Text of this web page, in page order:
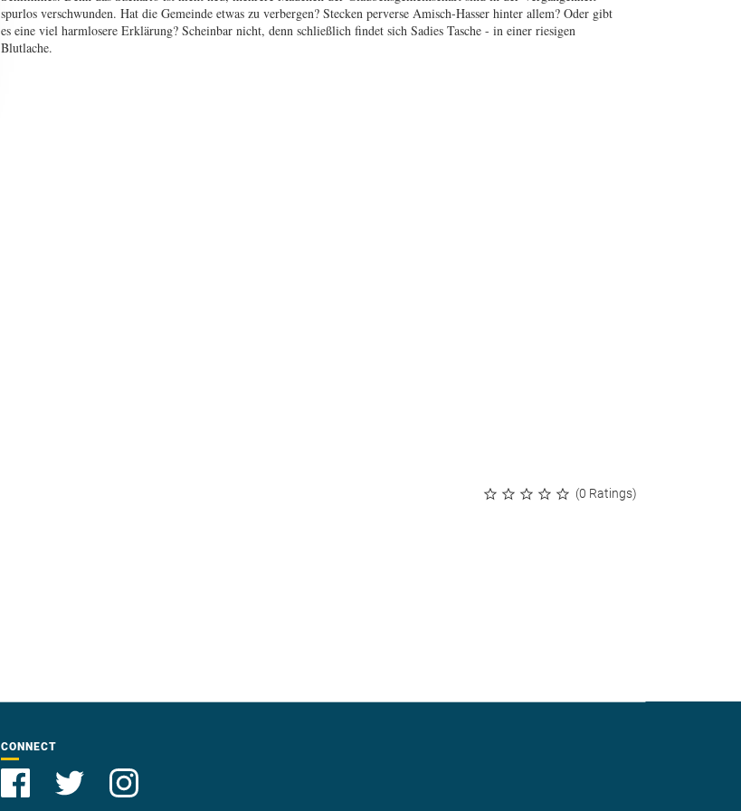
spurlos verschwunden. Hat die Gemeinde etwas zu verbergen? Stecken perverse Amisch-Hasser hinter allem? Oder gibt
es eine viel harmlosere Erklärung? Scheinbar nicht, denn schließlich findet sich Sadies Tasche - in einer riesigen
Blutlache.
(0 Ratings)
CONNECT